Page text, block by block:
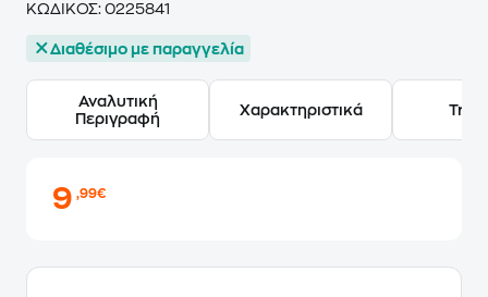
ΚΩΔΙΚΟΣ: 0225841
Διαθέσιμο με παραγγελία
Αναλυτική
Περιγραφή
Χαρακτηριστικά
9,99€